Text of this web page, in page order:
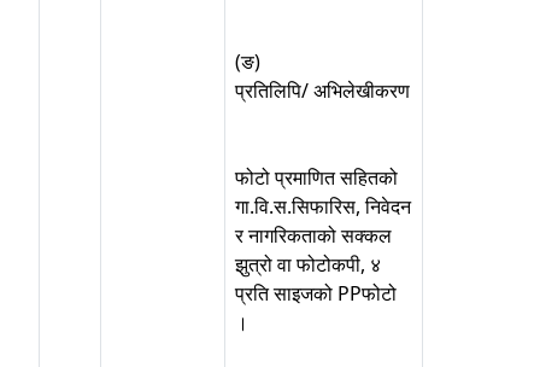
(ङ)
प्रतिलिपि/ अभिलेखीकरण
फोटो प्रमाणित सहितको
गा.वि.स.सिफारिस, निवेदन
र नागरिकताको सक्कल
झुत्रो वा फोटोकपी, ४
प्रति साइजको PPफोटो
।